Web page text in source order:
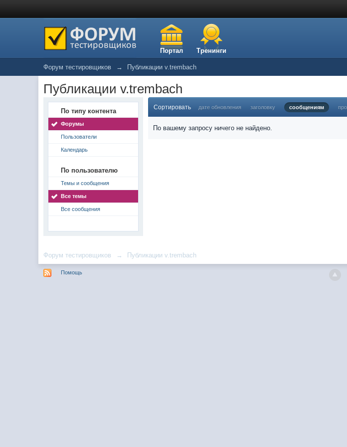
Портал Тренинги
Форум тестировщиков → Публикации v.trembach
Публикации v.trembach
По типу контента
Форумы
Пользователи
Календарь
По пользователю
Темы и сообщения
Все темы
Все сообщения
Сортировать дате обновления заголовку сообщениям
По вашему запросу ничего не найдено.
Форум тестировщиков → Публикации v.trembach
Помощь